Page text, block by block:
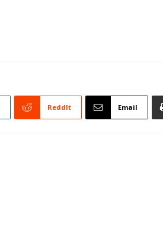
ReddIt Email